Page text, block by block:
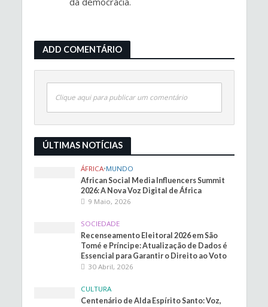
ADD COMENTÁRIO
Clique aqui para publicar um comentário
ÚLTIMAS NOTÍCIAS
ÁFRICA•MUNDO
African Social Media Influencers Summit
2026: A Nova Voz Digital de África
9 Maio, 2026
SOCIEDADE
Recenseamento Eleitoral 2026 em São
Tomé e Príncipe: Atualização de Dados é
Essencial para Garantir o Direito ao Voto
30 Abril, 2026
CULTURA
Centenário de Alda Espírito Santo: Voz,